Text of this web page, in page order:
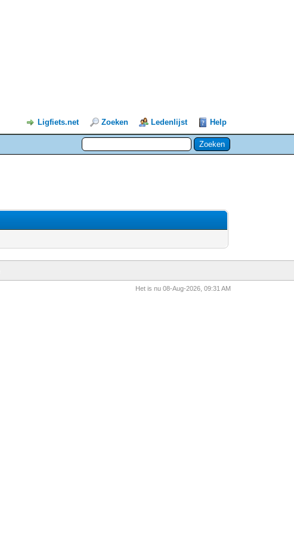
Ligfiets.net Zoeken Ledenlijst Help
Het is nu 08-Aug-2026, 09:31 AM